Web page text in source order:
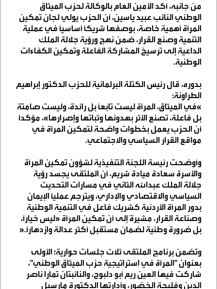
من جانبه، أكد الأمين العام بالوكالة لحزب الميثاق
الوطني النائب عبيد ياسين، أن الحزب يولي لجان تمكين
المرأة أهمية خاصة، بوصفها شريكًا أساسيًا في عملية
التنمية وصنع القرار، ضمن نهج ورؤية جلالة الملك
الداعية إلى ترسيخ المشاركة الفاعلة وتمكين الكفاءات
الوطنية.
بدوره، قال رئيس الكتلة البرلمانية للحزب الدكتور إبراهيم
الطراونة:
«في الميثاق، المرأة ليست تابعًا بل رائدة، وليست صامتة
بل فاعلة، تصنع الأثر بهدوئها وثباتها وإصرارها»، مؤكدًا
أن الحزب يعمل بخطوات واضحة لتمكين المرأة في
مواقع القرار السياسي والاجتماعي.
وأوضحت رئيسة اللجنة التنفيذية لشؤون تمكين المرأة
والأسرة سعادة ميادة شريم، أن الملتقى يجسد رؤية
جلالة الملك عبدالله الثاني في مسارات التحديث
السياسي والاقتصادي والإداري، ويترجم عمليًا الإيمان
بدور المرأة الأردنية كشريك فاعل في التنمية الوطنية
وصناعة القرار، مشيرةً إلى أن تمكين المرأة «ليس خيارًا،
بل ضرورة وطنية لضمان مستقبل أكثر عدالة وازدهارًا».
وتضمن برنامج الملتقى ثلاث جلسات حوارية؛ الأولى
بعنوان "المرأة في استراتيجية حزب الميثاق الوطني"،
شاركت فيها العين ريم أبو دلبوح، والنائبتان تمارا ناصر
الدين وفليحة الخضور، وأدارتها الدكتورة مارسيل